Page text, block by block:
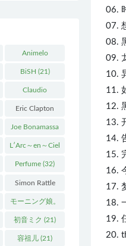
06.
07.
08.
09.
10.
11.
12.
13.
14.
15.
16.
17.
18.
19.
20.
Animelo
Summer Live
(34)
BiSH (21)
Claudio
Abbado(25)
Eric Clapton
(27)
Joe Bonamassa
(20)
L′Arc～en～Ciel
(41)
Perfume (32)
Simon Rattle
(43)
モーニング娘。
(27)
初音ミク (21)
容祖儿 (21)